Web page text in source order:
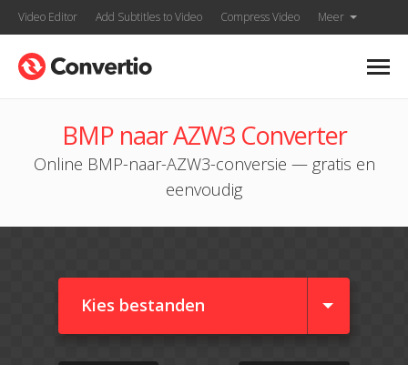
Video Editor Add Subtitles to Video Compress Video Meer
BMP naar AZW3 Converter
Online BMP-naar-AZW3-conversie — gratis en
eenvoudig
Kies bestanden